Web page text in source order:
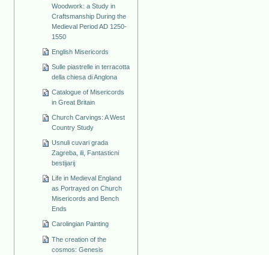
Woodwork: a Study in
Craftsmanship During the
Medieval Period AD 1250-
1550
English Misericords
Sulle piastrelle in terracotta
della chiesa di Anglona
Catalogue of Misericords
in Great Britain
Church Carvings: A West
Country Study
Usnuli cuvari grada
Zagreba, ili, Fantasticni
bestijarij
Life in Medieval England
as Portrayed on Church
Misericords and Bench
Ends
Carolingian Painting
The creation of the
cosmos: Genesis